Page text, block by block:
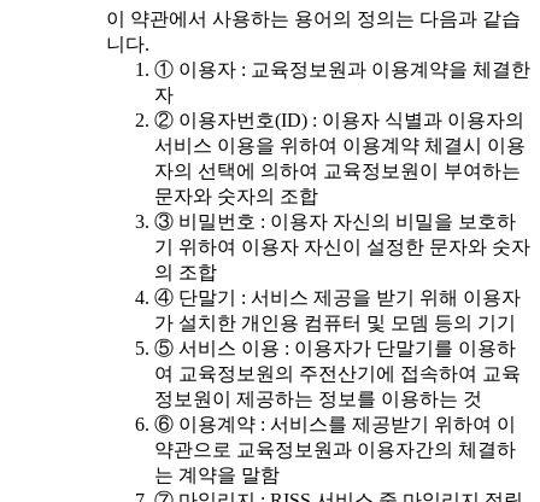
이 약관에서 사용하는 용어의 정의는 다음과 같습
니다.
① 이용자 : 교육정보원과 이용계약을 체결한
자
② 이용자번호(ID) : 이용자 식별과 이용자의
서비스 이용을 위하여 이용계약 체결시 이용
자의 선택에 의하여 교육정보원이 부여하는
문자와 숫자의 조합
③ 비밀번호 : 이용자 자신의 비밀을 보호하
기 위하여 이용자 자신이 설정한 문자와 숫자
의 조합
④ 단말기 : 서비스 제공을 받기 위해 이용자
가 설치한 개인용 컴퓨터 및 모뎀 등의 기기
⑤ 서비스 이용 : 이용자가 단말기를 이용하
여 교육정보원의 주전산기에 접속하여 교육
정보원이 제공하는 정보를 이용하는 것
⑥ 이용계약 : 서비스를 제공받기 위하여 이
약관으로 교육정보원과 이용자간의 체결하
는 계약을 말함